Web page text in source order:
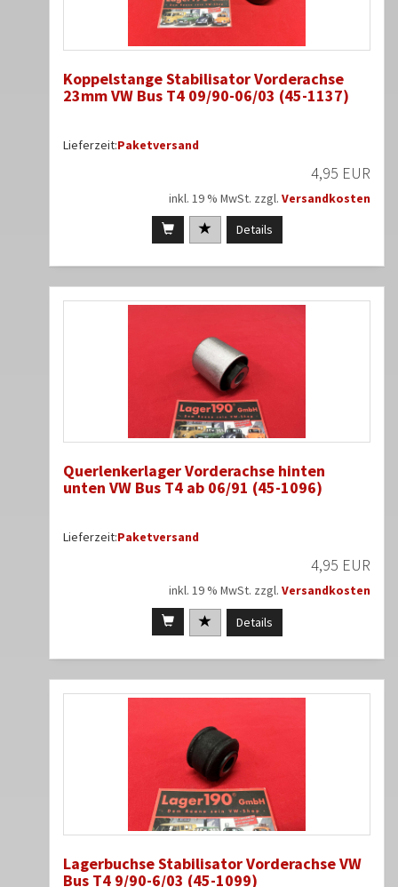
Koppelstange Stabilisator Vorderachse
23mm VW Bus T4 09/90-06/03 (45-1137)
Lieferzeit:Paketversand
4,95 EUR
inkl. 19 % MwSt. zzgl. Versandkosten
Details
Querlenkerlager Vorderachse hinten
unten VW Bus T4 ab 06/91 (45-1096)
Lieferzeit:Paketversand
4,95 EUR
inkl. 19 % MwSt. zzgl. Versandkosten
Details
Lagerbuchse Stabilisator Vorderachse VW
Bus T4 9/90-6/03 (45-1099)